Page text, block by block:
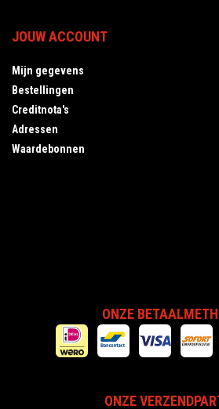
JOUW ACCOUNT
Mijn gegevens
Bestellingen
Creditnota's
Adressen
Waardebonnen
ONZE
ONZE